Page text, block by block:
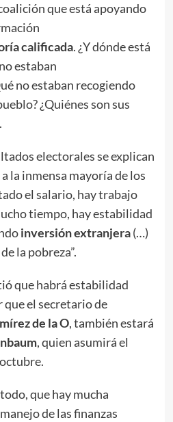
que está apoyando
calificada. ¿Y dónde está
estaban
no estaban recogiendo
¿Quiénes son sus
electorales se explican
la inmensa mayoría de los
el salario, hay trabajo
tiempo, hay estabilidad
inversión extranjera(…)
la pobreza”.
que habrá estabilidad
el secretario de
de la O, también estará
, quien asumirá el
que hay mucha
de las finanzas